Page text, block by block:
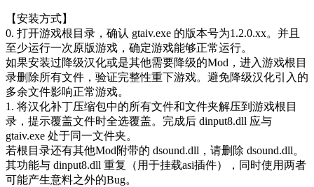
【安装方式】
0. 打开游戏根目录，确认 gtaiv.exe 的版本号为1.2.0.xx。并且
至少运行一次原版游戏，确定游戏能够正常运行。
如果安装过降级汉化或是其他需要降级的Mod，进入游戏根目
录删除所有文件，验证完整性重下游戏。避免降级汉化引入的
多余文件影响正常游戏。
1. 将汉化补丁压缩包中的所有文件和文件夹解压到游戏根目
录，提示覆盖文件时全选覆盖。完成后 dinput8.dll 应与
gtaiv.exe 处于同一文件夹。
若根目录还有其他Mod附带的 dsound.dll，请删除 dsound.dll。
其功能与 dinput8.dll 重复（用于挂载asi插件），同时使用两者
可能产生意料之外的Bug。